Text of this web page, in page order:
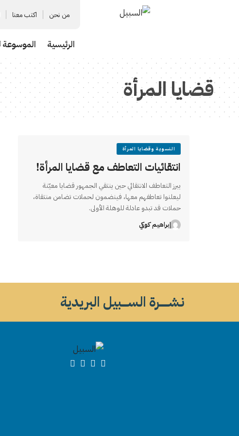
من نحن اكتب معنا
الرئيسية الموسوعة
قضايا المرأة
النسوية وقضايا المرأة
انتقائيات التعاطف مع قضايا المرأة!
يبرز التعاطف الانتقائي حين ينتقي الجمهور قضايا معيّنة
ليعلنوا تعاطفهم معها، فينضمون لحملات تضامن منتقاة،
حملات قد تبدو عادلة للوهلة الأولى.
إبراهيم كوكي
نشــــــرة الســــبيل البريدية